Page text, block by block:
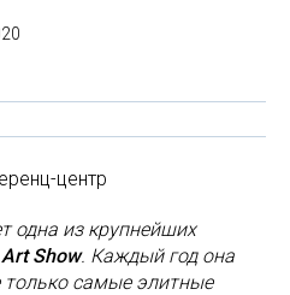
центр
одна из крупнейших
Show. Каждый год она
только самые элитные